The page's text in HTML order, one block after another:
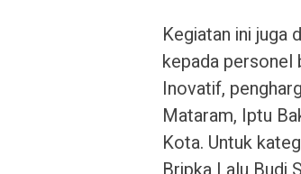
Kegiatan ini juga
kepada personel
Inovatif,
Mataram, Iptu
Kota. Untuk